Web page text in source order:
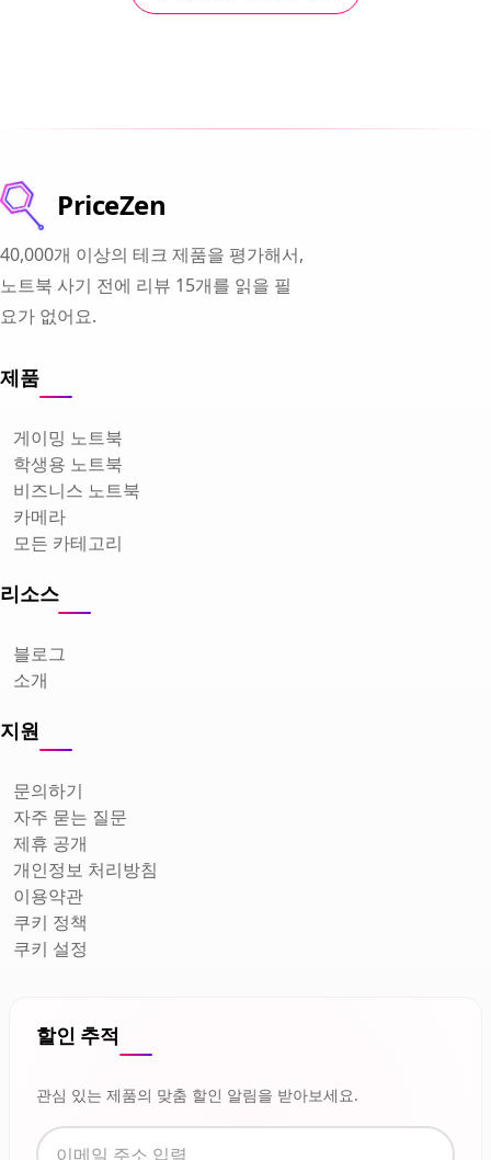
PriceZen
40,000개 이상의 테크 제품을 평가해서,
노트북 사기 전에 리뷰 15개를 읽을 필
요가 없어요.
제품
게이밍 노트북
학생용 노트북
비즈니스 노트북
카메라
모든 카테고리
리소스
블로그
소개
지원
문의하기
자주 묻는 질문
제휴 공개
개인정보 처리방침
이용약관
쿠키 정책
쿠키 설정
할인 추적
관심 있는 제품의 맞춤 할인 알림을 받아보세요.